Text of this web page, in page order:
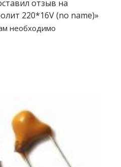
отзыв на
220*16V (no name)»
необходимо